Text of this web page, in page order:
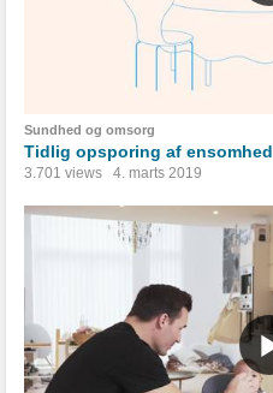
Sundhed og omsorg
Tidlig opsporing af ensomhed
3.701 views 4. marts 2019